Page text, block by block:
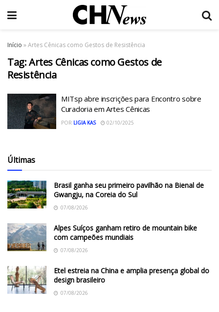
Início »Artes Cênicas como Gestos de Resistência
Tag:Artes Cênicas como Gestos de
Resistência
MITsp abre inscrições para Encontro sobre
Curadoria em Artes Cênicas
POR LIGIA KAS 02/10/2025
Últimas
Brasil ganha seu primeiro pavilhão na Bienal de
Gwangju, na Coreia do Sul
07/08/2026
Alpes Suíços ganham retiro de mountain bike
com campeões mundiais
07/08/2026
Etel estreia na China e amplia presença global do
design brasileiro
07/08/2026